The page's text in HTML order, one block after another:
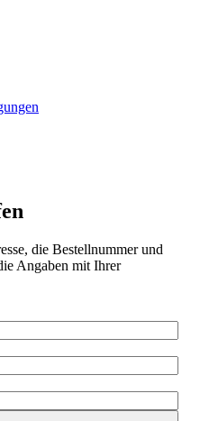
die Bestellnummer und
Angaben mit Ihrer